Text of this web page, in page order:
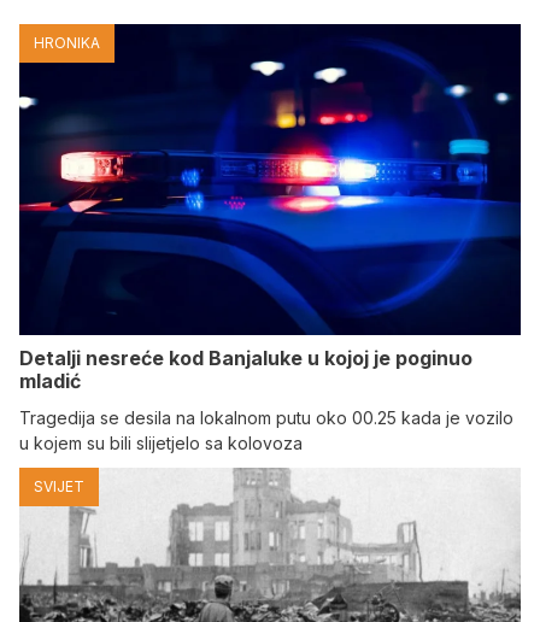
HRONIKA
Detalji nesreće kod Banjaluke u kojoj je poginuo
mladić
Tragedija se desila na lokalnom putu oko 00.25 kada je vozilo
u kojem su bili slijetjelo sa kolovoza
SVIJET